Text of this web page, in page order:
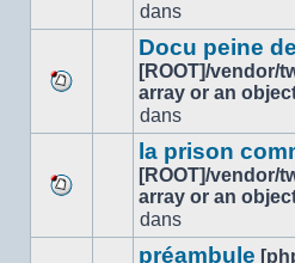
nouveau
message
dans
nouveau
message
Docu peine
[ROOT]/vendor/
array or an
dans
nouveau
message
la prison
[ROOT]/vendor/
array or an
dans
préambule